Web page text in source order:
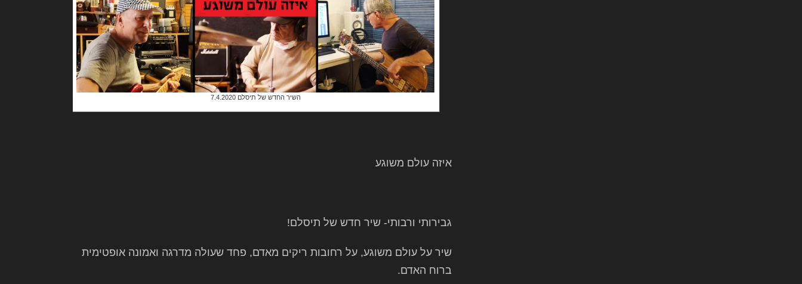
השיר החדש של תיסלם 7.4.2020
איזה עולם משוגע
גבירותי ורבותי- שיר חדש של תיסלם!
שיר על עולם משוגע, על רחובות ריקים מאדם, פחד שעולה מדרגה ואמונה אופטימית
ברוח האדם.